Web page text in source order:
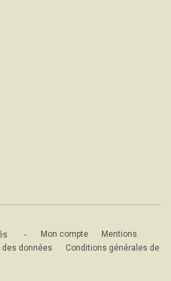
- Mon compte
Mentions
des données
Conditions générales de